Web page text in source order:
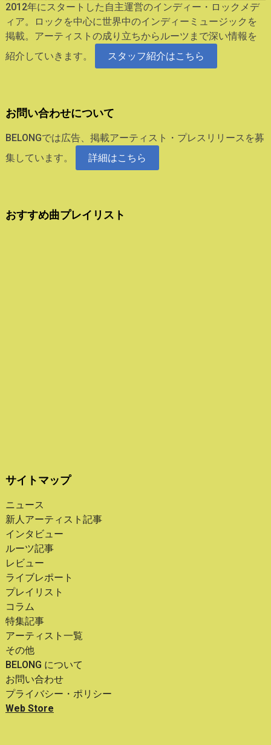
2012年にスタートした自主運営のインディー・ロックメデ
ィア。ロックを中心に世界中のインディーミュージックを
掲載。アーティストの成り立ちからルーツまで深い情報を
紹介していきます。
スタッフ紹介はこちら
お問い合わせについて
BELONGでは広告、掲載アーティスト・プレスリリースを募
集しています。
詳細はこちら
おすすめ曲プレイリスト
サイトマップ
ニュース
新人アーティスト記事
インタビュー
ルーツ記事
レビュー
ライブレポート
プレイリスト
コラム
特集記事
アーティスト一覧
その他
BELONG について
お問い合わせ
プライバシー・ポリシー
Web Store